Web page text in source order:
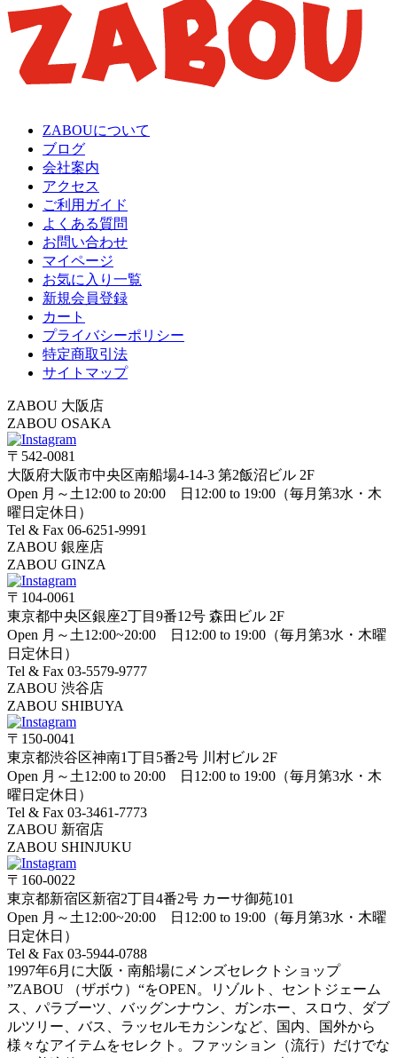
ZABOUについて
ブログ
会社案内
アクセス
ご利用ガイド
よくある質問
お問い合わせ
マイページ
お気に入り一覧
新規会員登録
カート
プライバシーポリシー
特定商取引法
サイトマップ
ZABOU 大阪店
ZABOU OSAKA
〒542-0081
大阪府大阪市中央区南船場4-14-3 第2飯沼ビル 2F
Open 月～土12:00 to 20:00 日12:00 to 19:00（毎月第3水・木
曜日定休日）
Tel & Fax 06-6251-9991
ZABOU 銀座店
ZABOU GINZA
〒104-0061
東京都中央区銀座2丁目9番12号 森田ビル 2F
Open 月～土12:00~20:00 日12:00 to 19:00（毎月第3水・木曜
日定休日）
Tel & Fax 03-5579-9777
ZABOU 渋谷店
ZABOU SHIBUYA
〒150-0041
東京都渋谷区神南1丁目5番2号 川村ビル 2F
Open 月～土12:00 to 20:00 日12:00 to 19:00（毎月第3水・木
曜日定休日）
Tel & Fax 03-3461-7773
ZABOU 新宿店
ZABOU SHINJUKU
〒160-0022
東京都新宿区新宿2丁目4番2号 カーサ御苑101
Open 月～土12:00~20:00 日12:00 to 19:00（毎月第3水・木曜
日定休日）
Tel & Fax 03-5944-0788
1997年6月に大阪・南船場にメンズセレクトショップ
”ZABOU （ザボウ）“をOPEN。リゾルト、セントジェーム
ス、パラブーツ、バッグンナウン、ガンホー、スロウ、ダブ
ルツリー、バス、ラッセルモカシンなど、国内、国外から
様々なアイテムをセレクト。ファッション（流行）だけでな